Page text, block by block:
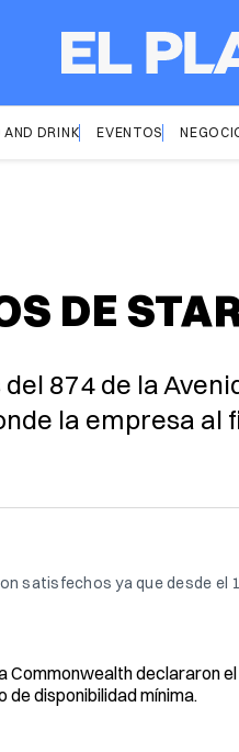
DRINK EVENTOS
DE
874 de la
la empresa
satisfechos ya que desde el
declararon
de disponibilidad mínima.